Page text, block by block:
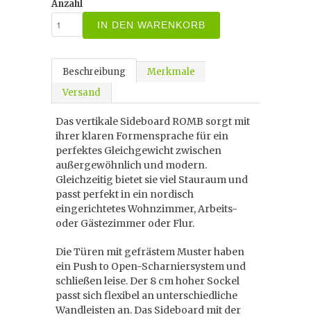
Anzahl
IN DEN WARENKORB
Beschreibung
Merkmale
Versand
Das vertikale Sideboard ROMB sorgt mit
ihrer klaren Formensprache für ein
perfektes Gleichgewicht zwischen
außergewöhnlich und modern.
Gleichzeitig bietet sie viel Stauraum und
passt perfekt in ein nordisch
eingerichtetes Wohnzimmer, Arbeits-
oder Gästezimmer oder Flur.
Die Türen mit gefrästem Muster haben
ein Push to Open-Scharniersystem und
schließen leise. Der 8 cm hoher Sockel
passt sich flexibel an unterschiedliche
Wandleisten an. Das Sideboard mit der